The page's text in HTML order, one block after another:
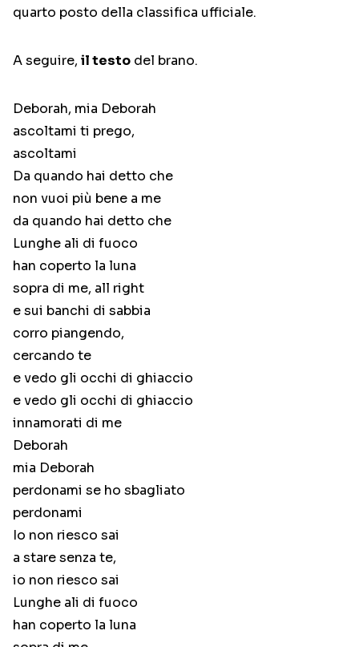
quarto posto della classifica ufficiale.
A seguire, il testo del brano.
Deborah, mia Deborah
ascoltami ti prego,
ascoltami
Da quando hai detto che
non vuoi più bene a me
da quando hai detto che
Lunghe ali di fuoco
han coperto la luna
sopra di me, all right
e sui banchi di sabbia
corro piangendo,
cercando te
e vedo gli occhi di ghiaccio
e vedo gli occhi di ghiaccio
innamorati di me
Deborah
mia Deborah
perdonami se ho sbagliato
perdonami
Io non riesco sai
a stare senza te,
io non riesco sai
Lunghe ali di fuoco
han coperto la luna